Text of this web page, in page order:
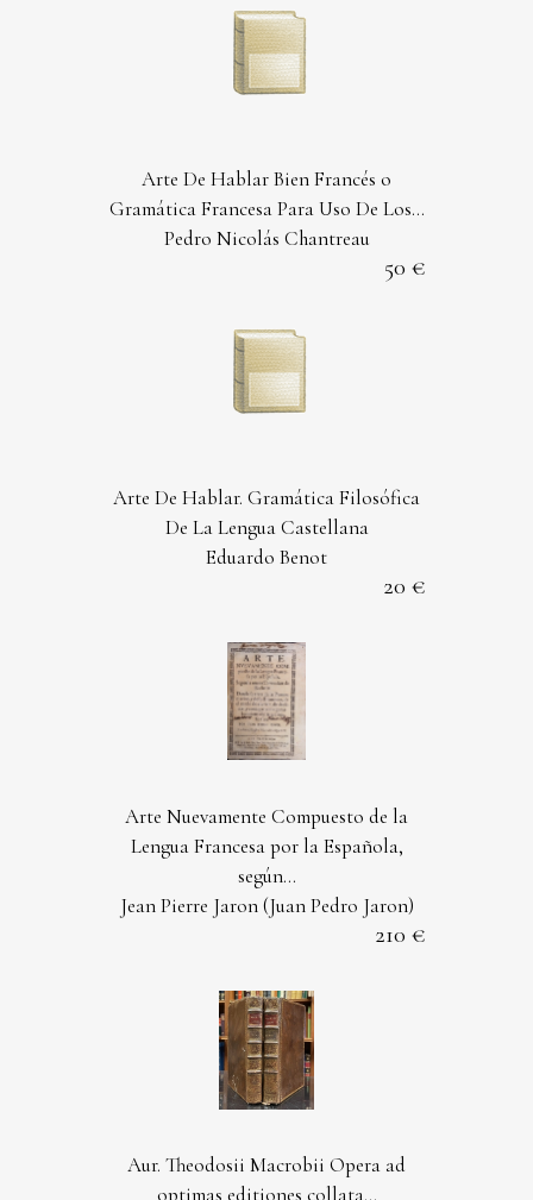
Arte De Hablar Bien Francés o
Gramática Francesa Para Uso De Los...
Pedro Nicolás Chantreau
50
Arte De Hablar. Gramática Filosófica
De La Lengua Castellana
Eduardo Benot
20
Arte Nuevamente Compuesto de la
Lengua Francesa por la Española,
según...
Jean Pierre Jaron (Juan Pedro Jaron)
210
Aur. Theodosii Macrobii Opera ad
optimas editiones collata...